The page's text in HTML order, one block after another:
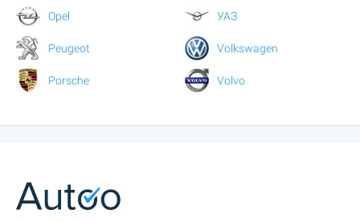
Opel
Peugeot
Porsche
УАЗ
Volkswagen
Volvo